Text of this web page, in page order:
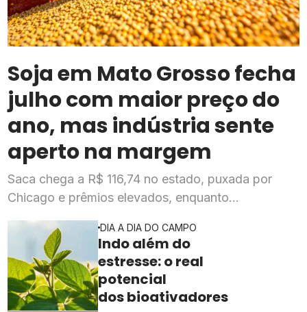
Soja em Mato Grosso fecha
julho com maior preço do
ano, mas indústria sente
aperto na margem
Saca chega a R$ 116,74 no estado, puxada por
Chicago e prêmios elevados, enquanto
rentabilidade
DIA A DIA DO CAMPO
Indo além do
estresse: o real
potencial
dos bioativadores